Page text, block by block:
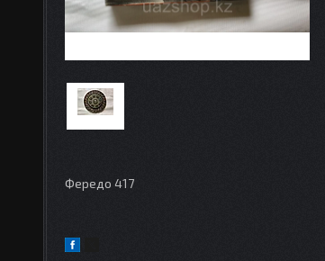
Фередо 417